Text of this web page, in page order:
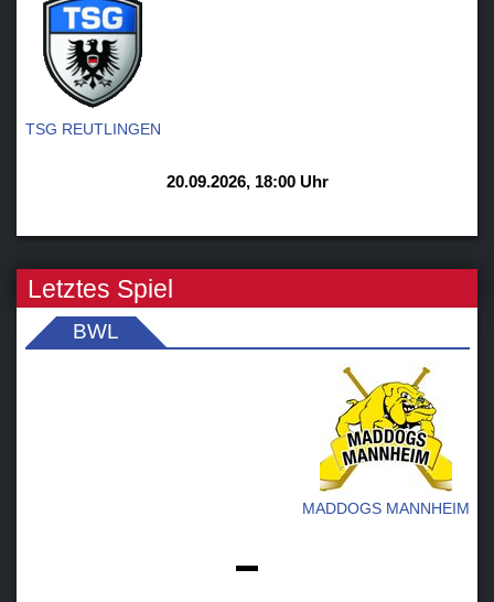
TSG REUTLINGEN
20.09.2026, 18:00 Uhr
Letztes Spiel
BWL
MADDOGS MANNHEIM
-